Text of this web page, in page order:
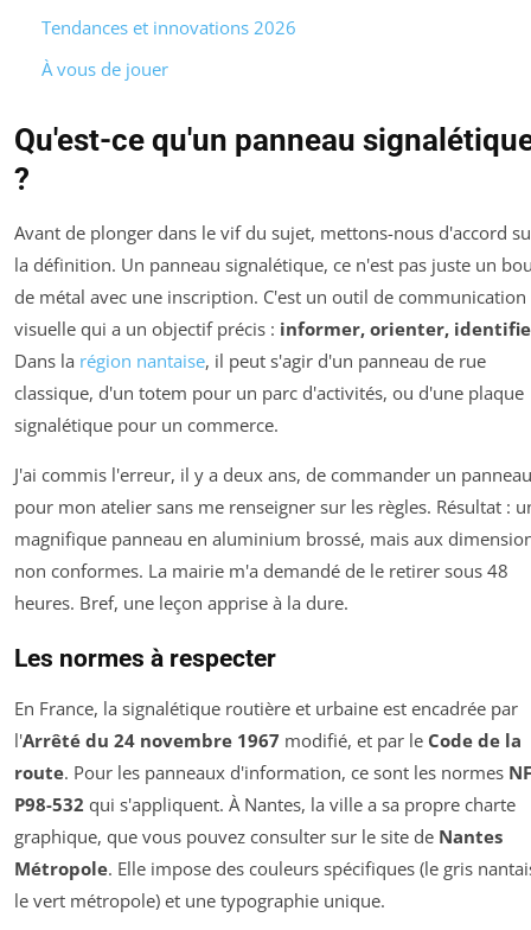
Tendances et innovations 2026
À vous de jouer
Qu'est-ce qu'un panneau
?
Avant de plonger dans le vif du sujet, mettons-nous d'accord
la définition. Un panneau signalétique, ce n'est pas juste un
de métal avec une inscription. C'est un outil de communication
visuelle qui a un objectif précis : informer, orienter,
Dans la région nantaise, il peut s'agir d'un panneau de rue
classique, d'un totem pour un parc d'activités, ou d'une plaque
signalétique pour un commerce.
J'ai commis l'erreur, il y a deux ans, de commander un panneau
pour mon atelier sans me renseigner sur les règles. Résultat :
magnifique panneau en aluminium brossé, mais aux
non conformes. La mairie m'a demandé de le retirer sous 48
heures. Bref, une leçon apprise à la dure.
Les normes à respecter
En France, la signalétique routière et urbaine est encadrée par
l'Arrêté du 24 novembre 1967 modifié, et par le Code de la
route. Pour les panneaux d'information, ce sont les normes NF
P98-532 qui s'appliquent. À Nantes, la ville a sa propre charte
graphique, que vous pouvez consulter sur le site de Nantes
Métropole. Elle impose des couleurs spécifiques (le gris
le vert métropole) et une typographie unique.